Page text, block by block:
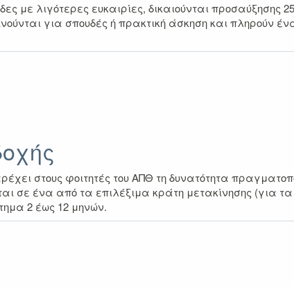
με λιγότερες ευκαιρίες, δικαιούνται προσαύξησης
για σπουδές ή πρακτική άσκηση και πληρούν
στους φοιτητές του ΑΠΘ τη δυνατότητα
σε ένα από τα επιλέξιμα κράτη μετακίνησης (για
2 έως 12 μηνών.